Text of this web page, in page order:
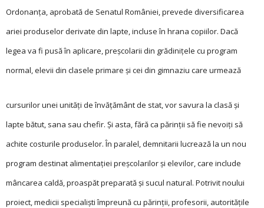
Ordonanța, aprobată de Senatul României, prevede diversificarea
ariei produselor derivate din lapte, incluse în hrana copiilor. Dacă
legea va fi pusă în aplicare, preșcolarii din grădinițele cu program
normal, elevii din clasele primare și cei din gimnaziu care urmează
cursurilor unei unități de învățământ de stat, vor savura la clasă și
lapte bătut, sana sau chefir. Și asta, fără ca părinții să fie nevoiți să
achite costurile produselor. În paralel, demnitarii lucrează la un nou
program destinat alimentației preșcolarilor și elevilor, care include
mâncarea caldă, proaspăt preparată și sucul natural. Potrivit noului
proiect, medicii specialiști împreună cu părinții, profesorii, autoritățile